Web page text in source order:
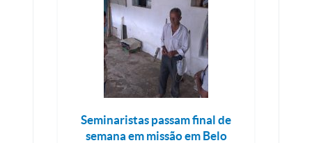
Seminaristas passam final de
semana em missão em Belo